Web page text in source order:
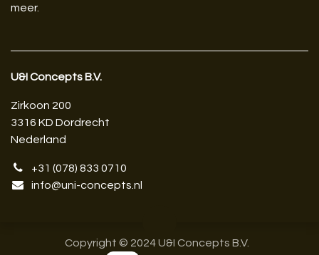
meer.
U&I Concepts B.V.​
Zirkoon 200
3316 KD Dordrecht
Nederland
+31 (078) 833 0710
info@uni-concepts.nl
Copyright © 2024 U&I Concepts B.V.